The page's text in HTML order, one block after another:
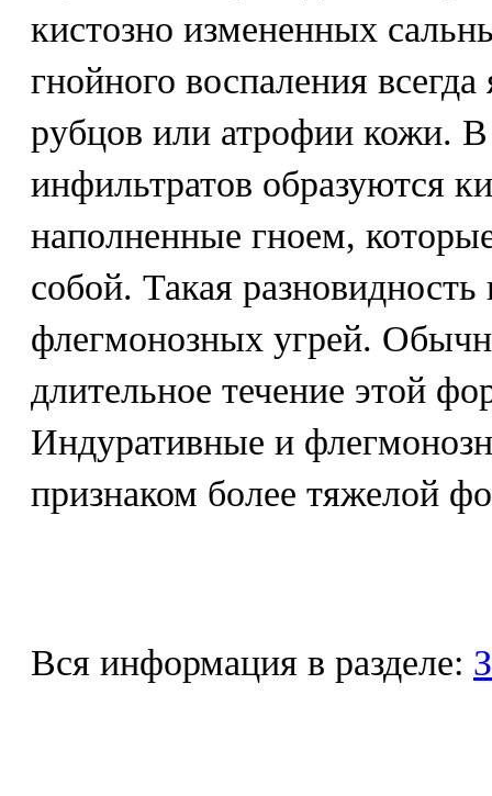
кистозно измененных
гнойного воспаления
рубцов или атрофии кожи. В
инфильтратов образуются
наполненные гноем,
собой. Такая разновидность
флегмонозных угрей.
длительное течение этой
Индуративные и
признаком более тяжелой
Вся информация в разделе: